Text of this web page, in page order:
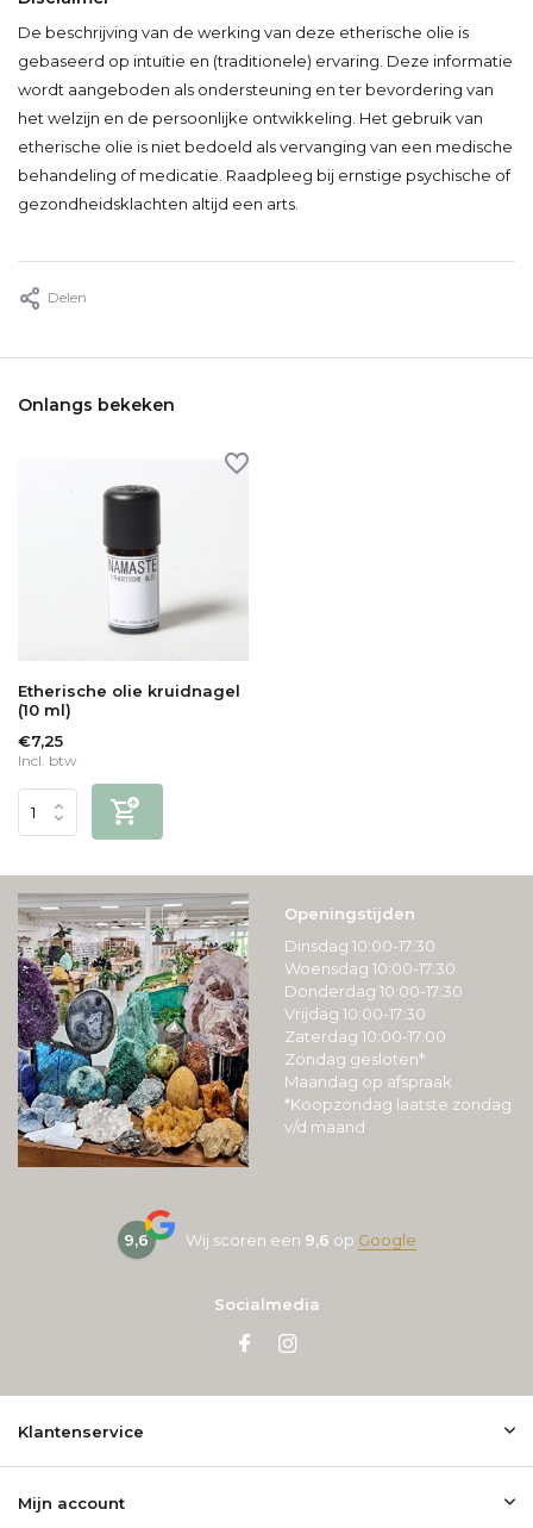
De beschrijving van de werking van deze etherische olie is
gebaseerd op intuïtie en (traditionele) ervaring. Deze informatie
wordt aangeboden als ondersteuning en ter bevordering van
het welzijn en de persoonlijke ontwikkeling. Het gebruik van
etherische olie is niet bedoeld als vervanging van een medische
behandeling of medicatie. Raadpleeg bij ernstige psychische of
gezondheidsklachten altijd een arts.
Delen
Onlangs bekeken
Etherische olie kruidnagel
(10 ml)
€7,25
Incl. btw
Openingstijden
Dinsdag 10:00-17:30
Woensdag 10:00-17:30
Donderdag 10:00-17:30
Vrijdag 10:00-17:30
Zaterdag 10:00-17:00
Zondag gesloten*
Maandag op afspraak
*Koopzondag laatste zondag
v/d maand
9,6 Wij scoren een 9,6 op Google
Socialmedia
Klantenservice
Mijn account